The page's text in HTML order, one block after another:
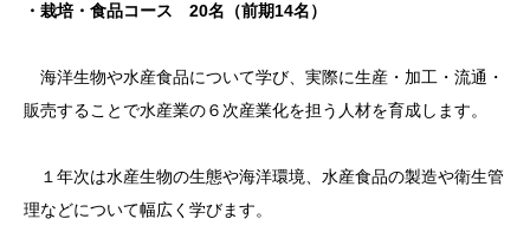
・栽培・食品コース 20名（前期14名）
海洋生物や水産食品について学び、実際に生産・加工・流通・
販売することで水産業の６次産業化を担う人材を育成します。
１年次は水産生物の生態や海洋環境、水産食品の製造や衛生管
理などについて幅広く学びます。